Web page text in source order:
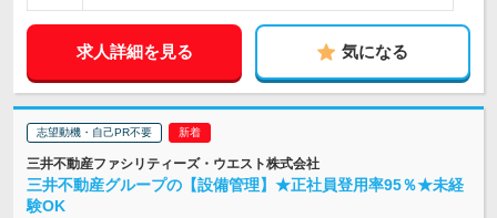
求人詳細を見る 気になる
志望動機・自己PR不要
三井不動産ファシリティーズ・ウエスト株式会社
三井不動産グループの【設備管理】★正社員登用率95％★未経
験OK